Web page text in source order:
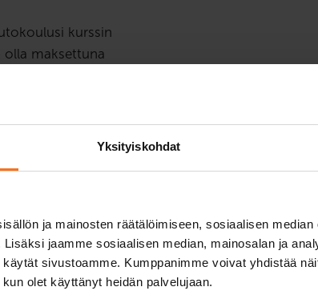
Yksityiskohdat
ja mainosten räätälöimiseen, sosiaalisen
jaamme sosiaalisen median, mainosalan ja
sivustoamme. Kumppanimme voivat yhdistää
olet käyttänyt heidän palvelujaan.
kurssin
olla maksettuna
laskutustiimiimme
AIHEESEEN LIITTYVÄT KYSYMYKSET